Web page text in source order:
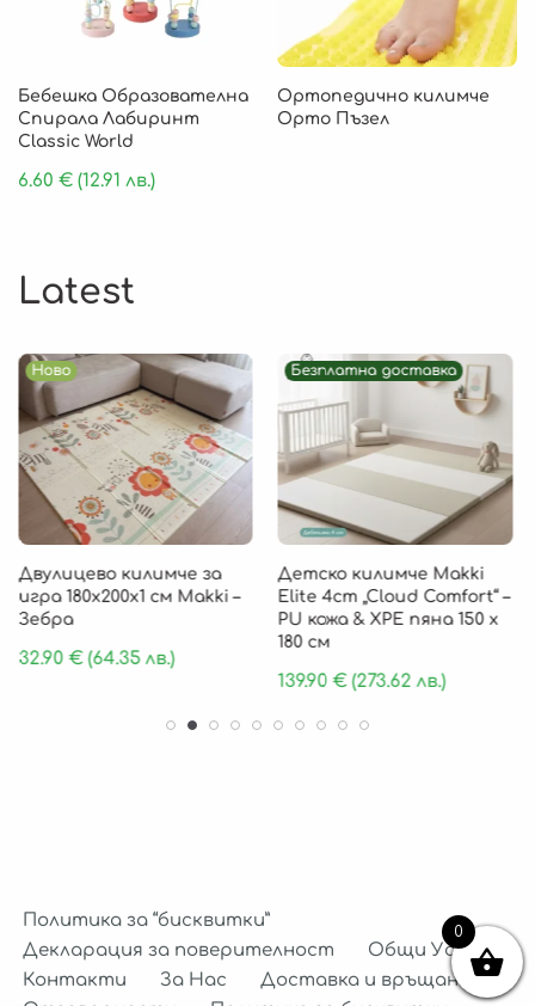
Бебешка Образователна
Спирала Лабиринт
Classic World
6.60 € (12.91 лв.)
Ортопедично килимче
Орто Пъзел
Latest
Ново
Двулицево килимче за
игра 180х200х1 см Makki –
Зебра
32.90 €(64.35 лв.)
Безплатна доставка
Детско килимче Makki
Elite 4cm „Cloud Comfort“ –
PU кожа & XPE пяна 150 х
180 см
139.90€(273.62 лв.)
Политика за “бисквитки”
Декларация за поверителност
Общи Условия
Контакти
За Нас
Доставка и връщане
0